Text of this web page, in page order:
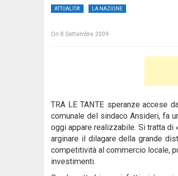
ATTUALITA' LA NAZIONE
On 8 Settembre 2009
TRA LE TANTE speranze accese
comunale del sindaco Ansideri, fa
oggi appare realizzabile. Si tratta di
arginare il dilagare della grande
competitività al commercio locale,
investimenti.